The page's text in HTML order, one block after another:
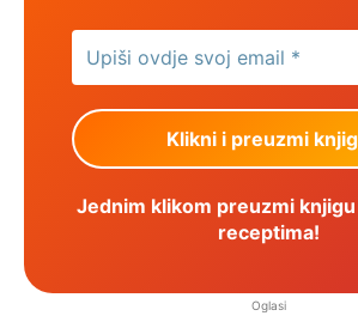
Jednim klikom preuzmi
receptima!
Oglasi